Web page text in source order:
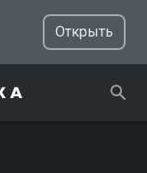
Открыть